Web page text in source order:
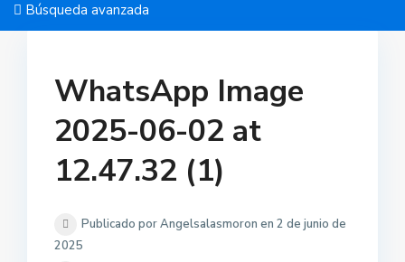
Búsqueda avanzada
WhatsApp Image
2025-06-02 at
12.47.32 (1)
Publicado por Angelsalasmoron en 2 de junio de
2025